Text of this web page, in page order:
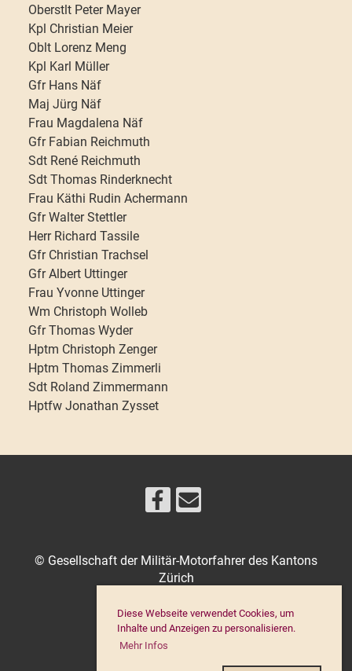
Diese Webseite verwendet Cookies, um
Inhalte und Anzeigen zu personalisieren.
Mehr Infos
Oberstlt Peter Mayer
Kpl Christian Meier
Oblt Lorenz Meng
Kpl Karl Müller
Gfr Hans Näf
Maj Jürg Näf
Frau Magdalena Näf
Gfr Fabian Reichmuth
Sdt René Reichmuth
Sdt Thomas Rinderknecht
Frau Käthi Rudin Achermann
Gfr Walter Stettler
Herr Richard Tassile
Gfr Christian Trachsel
Gfr Albert Uttinger
Frau Yvonne Uttinger
Wm Christoph Wolleb
Gfr Thomas Wyder
Hptm Christoph Zenger
Hptm Thomas Zimmerli
Sdt Roland Zimmermann
Hptfw Jonathan Zysset
© Gesellschaft der Militär-Motorfahrer des Kantons
Zürich
IMPRESSUM